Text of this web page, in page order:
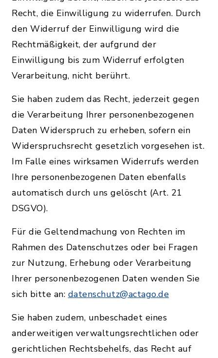
Recht, die Einwilligung zu widerrufen. Durch
den Widerruf der Einwilligung wird die
Rechtmäßigkeit, der aufgrund der
Einwilligung bis zum Widerruf erfolgten
Verarbeitung, nicht berührt.
Sie haben zudem das Recht, jederzeit gegen
die Verarbeitung Ihrer personenbezogenen
Daten Widerspruch zu erheben, sofern ein
Widerspruchsrecht gesetzlich vorgesehen ist.
Im Falle eines wirksamen Widerrufs werden
Ihre personenbezogenen Daten ebenfalls
automatisch durch uns gelöscht (Art. 21
DSGVO).
Für die Geltendmachung von Rechten im
Rahmen des Datenschutzes oder bei Fragen
zur Nutzung, Erhebung oder Verarbeitung
Ihrer personenbezogenen Daten wenden Sie
sich bitte an: datenschutz@actago.de
Sie haben zudem, unbeschadet eines
anderweitigen verwaltungsrechtlichen oder
gerichtlichen Rechtsbehelfs, das Recht auf